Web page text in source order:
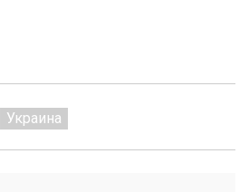
Украина